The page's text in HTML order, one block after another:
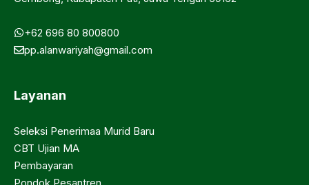
+62 696 80 800800
pp.alanwariyah@gmail.com
Layanan
Seleksi Penerimaa Murid Baru
CBT Ujian MA
Pembayaran